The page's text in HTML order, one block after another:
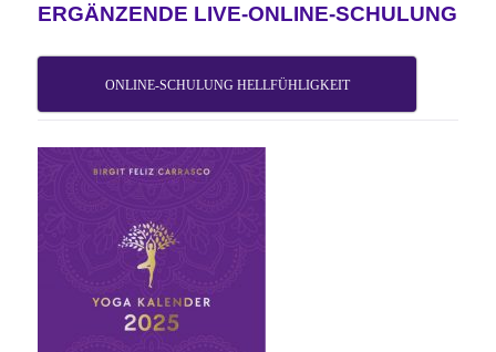
ERGÄNZENDE LIVE-ONLINE-SCHULUNG
ONLINE-SCHULUNG HELLFÜHLIGKEIT